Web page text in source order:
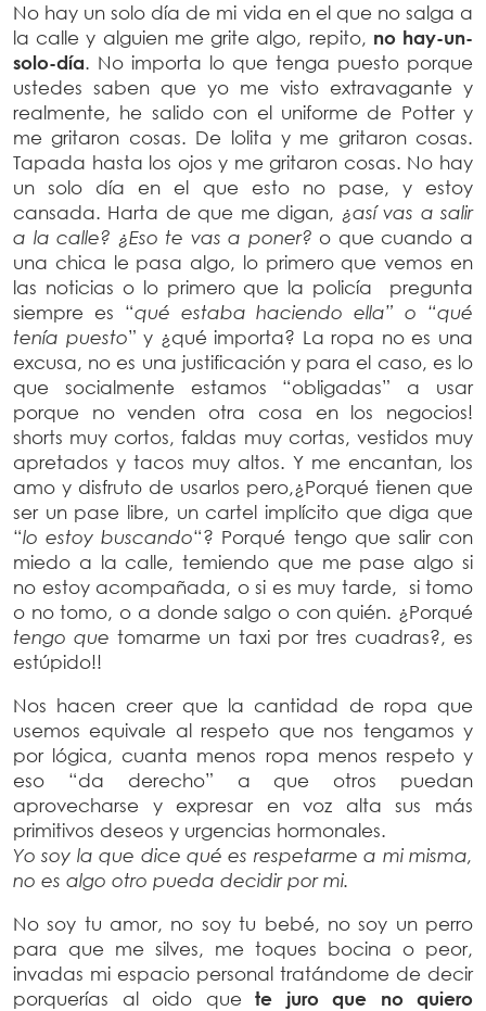
No hay un solo día de mi vida en el que no salga a
la calle y alguien me grite algo, repito, no hay-un-
solo-día. No importa lo que tenga puesto porque
ustedes saben que yo me visto extravagante y
realmente, he salido con el uniforme de Potter y
me gritaron cosas. De lolita y me gritaron cosas.
Tapada hasta los ojos y me gritaron cosas. No hay
un solo día en el que esto no pase, y estoy
cansada. Harta de que me digan, ¿así vas a salir
a la calle? ¿Eso te vas a poner?o que cuando a
una chica le pasa algo, lo primero que vemos en
las noticias o lo primero que la policía pregunta
siempre es “qué estaba haciendo ella” o “qué
tenía puesto” y ¿qué importa? La ropa no es una
excusa, no es una justificación y para el caso, es lo
que socialmente estamos “obligadas” a usar
porque no venden otra cosa en los negocios!
shorts muy cortos, faldas muy cortas, vestidos muy
apretados y tacos muy altos. Y me encantan, los
amo y disfruto de usarlos pero,¿Porqué tienen que
ser un pase libre, un cartel implícito que diga que
“lo estoy buscando“? Porqué tengo que salir con
miedo a la calle, temiendo que me pase algo si
no estoy acompañada, o si es muy tarde, si tomo
o no tomo, o a donde salgo o con quién. ¿Porqué
tengo que tomarme un taxi por tres cuadras?, es
estúpido!!
Nos hacen creer que la cantidad de ropa que
usemos equivale al respeto que nos tengamos y
por lógica, cuanta menos ropa menos respeto y
eso “da derecho” a que otros puedan
aprovecharse y expresar en voz alta sus más
primitivos deseos y urgencias hormonales.
Yo soy la que dice qué es respetarme a mi misma,
no es algo otro pueda decidir por mi.
No soy tu amor, no soy tu bebé, no soy un perro
para que me silves, me toques bocina o peor,
invadas mi espacio personal tratándome de decir
porquerías al oido que te juro que no quiero